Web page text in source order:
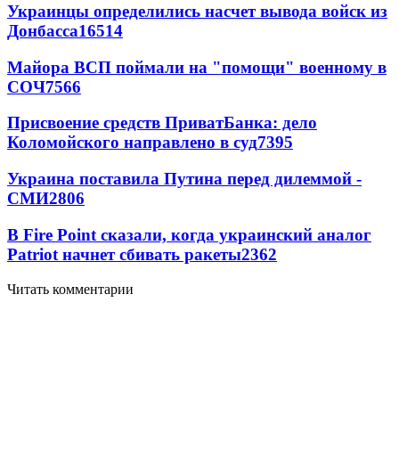
Украинцы определились насчет вывода войск из
Донбасса16514
Майора ВСП поймали на "помощи" военному в
СОЧ7566
Присвоение средств ПриватБанка: дело
Коломойского направлено в суд7395
Украина поставила Путина перед дилеммой -
СМИ2806
В Fire Point сказали, когда украинский аналог
Patriot начнет сбивать ракеты2362
Читать комментарии